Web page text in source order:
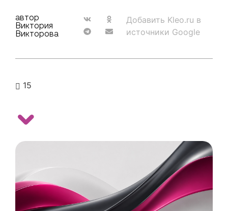
автор
Виктория
Викторова
Добавить Kleo.ru в
источники Google
15